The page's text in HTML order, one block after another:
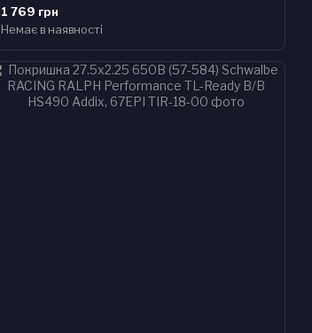
1 769 грн
Немає в наявності